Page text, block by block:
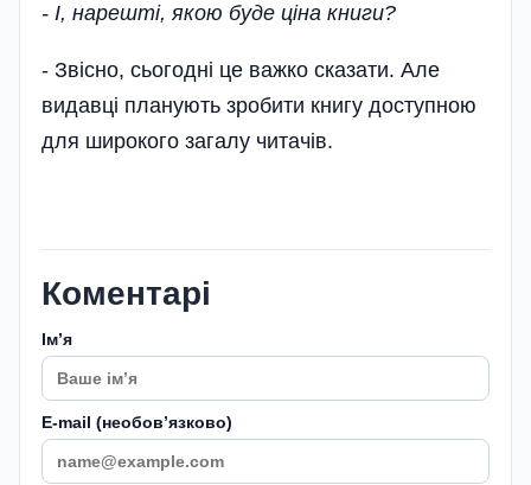
- І, нарешті, якою буде ціна книги?
- Звісно, сьогодні це важко сказати. Але
видавці планують зробити книгу доступною
для широкого загалу читачів.
Коментарі
Імʼя
E-mail (необовʼязково)